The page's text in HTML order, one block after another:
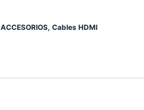
ACCESORIOS, Cables HDMI